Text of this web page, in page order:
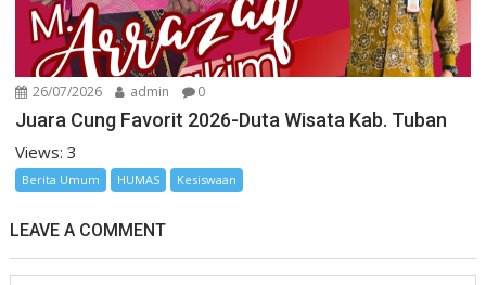
26/07/2026 admin 0
Juara Cung Favorit 2026-Duta Wisata Kab. Tuban
Views: 3
Berita Umum HUMAS Kesiswaan
LEAVE A COMMENT